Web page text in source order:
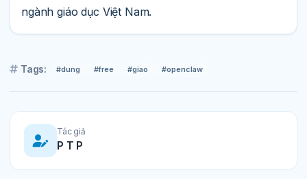
ngành giáo dục Việt Nam.
Tags: #dung #free #giao #openclaw
Tác giả
P T P